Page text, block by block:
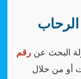
البحث عن رقم
أو من خلال